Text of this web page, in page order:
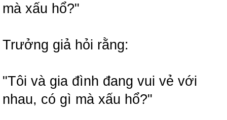
mà xấu hổ?"
Trưởng giả hỏi rằng:
"Tôi và gia đình đang vui vẻ với
nhau, có gì mà xấu hổ?"